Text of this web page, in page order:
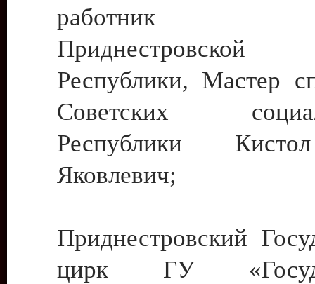
работник
Приднестровской
Республики, Мастер
Советских
Республики
Яковлевич;
Приднестровский
цирк ГУ